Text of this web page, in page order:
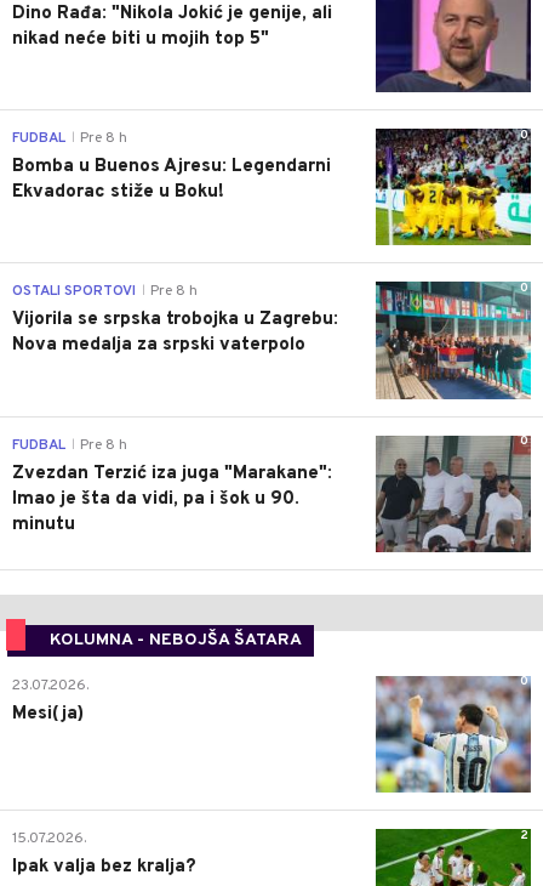
Dino Rađa: "Nikola Jokić je genije, ali
nikad neće biti u mojih top 5"
0
FUDBAL Pre 8 h
Bomba u Buenos Ajresu: Legendarni
Ekvadorac stiže u Boku!
0
OSTALI SPORTOVI Pre 8 h
Vijorila se srpska trobojka u Zagrebu:
Nova medalja za srpski vaterpolo
0
FUDBAL Pre 8 h
Zvezdan Terzić iza juga "Marakane":
Imao je šta da vidi, pa i šok u 90.
minutu
KOLUMNA - NEBOJŠA ŠATARA
0
23.07.2026.
Mesi(ja)
2
15.07.2026.
Ipak valja bez kralja?